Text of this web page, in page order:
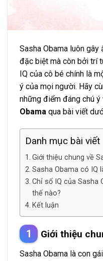
Sasha Obama luôn
đặc biệt mà còn bởi trí
IQ của cô bé chính là
ý của mọi người. Hãy
những điểm đáng chú ý
Obama qua bài viết
Danh mục bài viết
Giới thiệu chung về
Sasha Obama có IQ
Chỉ số IQ của Sasha
thế nào?
Kết luận
Giới thiệu
Sasha Obama là con